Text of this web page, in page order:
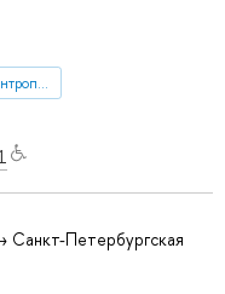
Социология (включая демографию и антропологию)
Петербургская